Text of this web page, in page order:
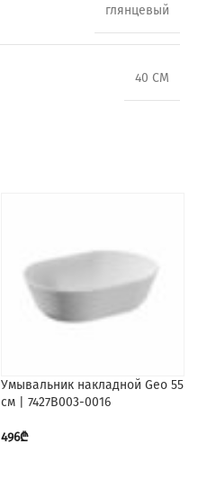
глянцевый
40 CM
Умывальник накладной Geo 55
см | 7427B003-0016
496₾